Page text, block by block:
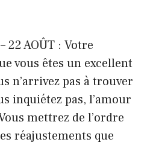
22 AOÛT : Votre
vous êtes un excellent
n’arrivez pas à trouver
inquiétez pas, l’amour
mettrez de l’ordre
réajustements que